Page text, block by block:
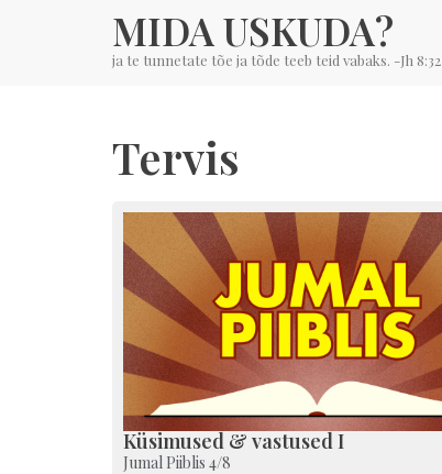
MIDA USKUDA?
ja te tunnetate tõe ja tõde teeb teid vabaks. -Jh 8:32
Tervis
Küsimused & vastused I
Jumal Piiblis 4/8